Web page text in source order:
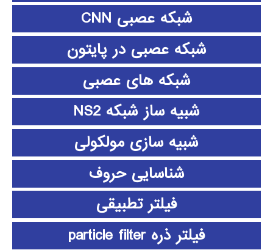
شبکه عصبی CNN
شبکه عصبی در پایتون
شبکه های عصبی
شبیه ساز شبکه NS2
شبیه سازی مولکولی
شناسایی حروف
فیلتر تطبیقی
فیلتر ذره particle filter